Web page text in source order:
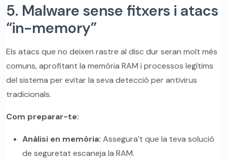
5. Malware sense fitxers i atacs
“in-memory”
Els atacs que no deixen rastre al disc dur seran molt més
comuns, aprofitant la memòria RAM i processos legítims
del sistema per evitar la seva detecció per antivirus
tradicionals.
Com preparar-te:
Anàlisi en memòria: Assegura’t que la teva solució
de seguretat escaneja la RAM.